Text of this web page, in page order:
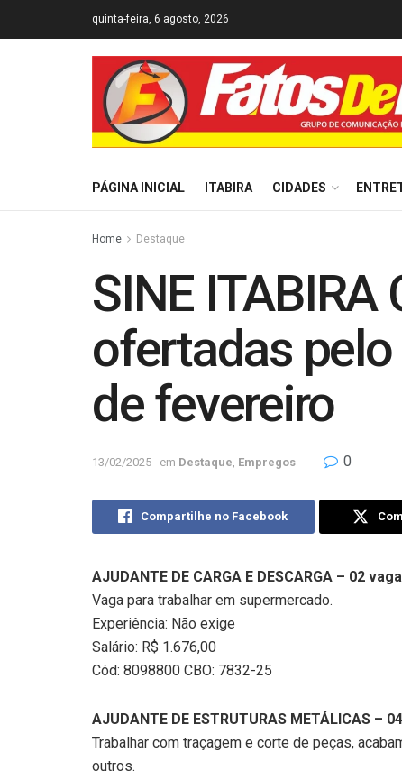
quinta-feira, 6 agosto, 2026
PÁGINA INICIAL ITABIRA CIDADES
Home Destaque
SINE
ofertadas
de fevereiro
13/02/2025 em Destaque, Empregos 0
Compartilhe no Facebook
AJUDANTE DE CARGA E DESCARGA – 02
Vaga para trabalhar em supermercado.
Experiência: Não exige
Salário: R$ 1.676,00
Cód: 8098800 CBO: 7832-25
AJUDANTE DE ESTRUTURAS METÁLICAS –
Trabalhar com traçagem e corte de peças,
outros.